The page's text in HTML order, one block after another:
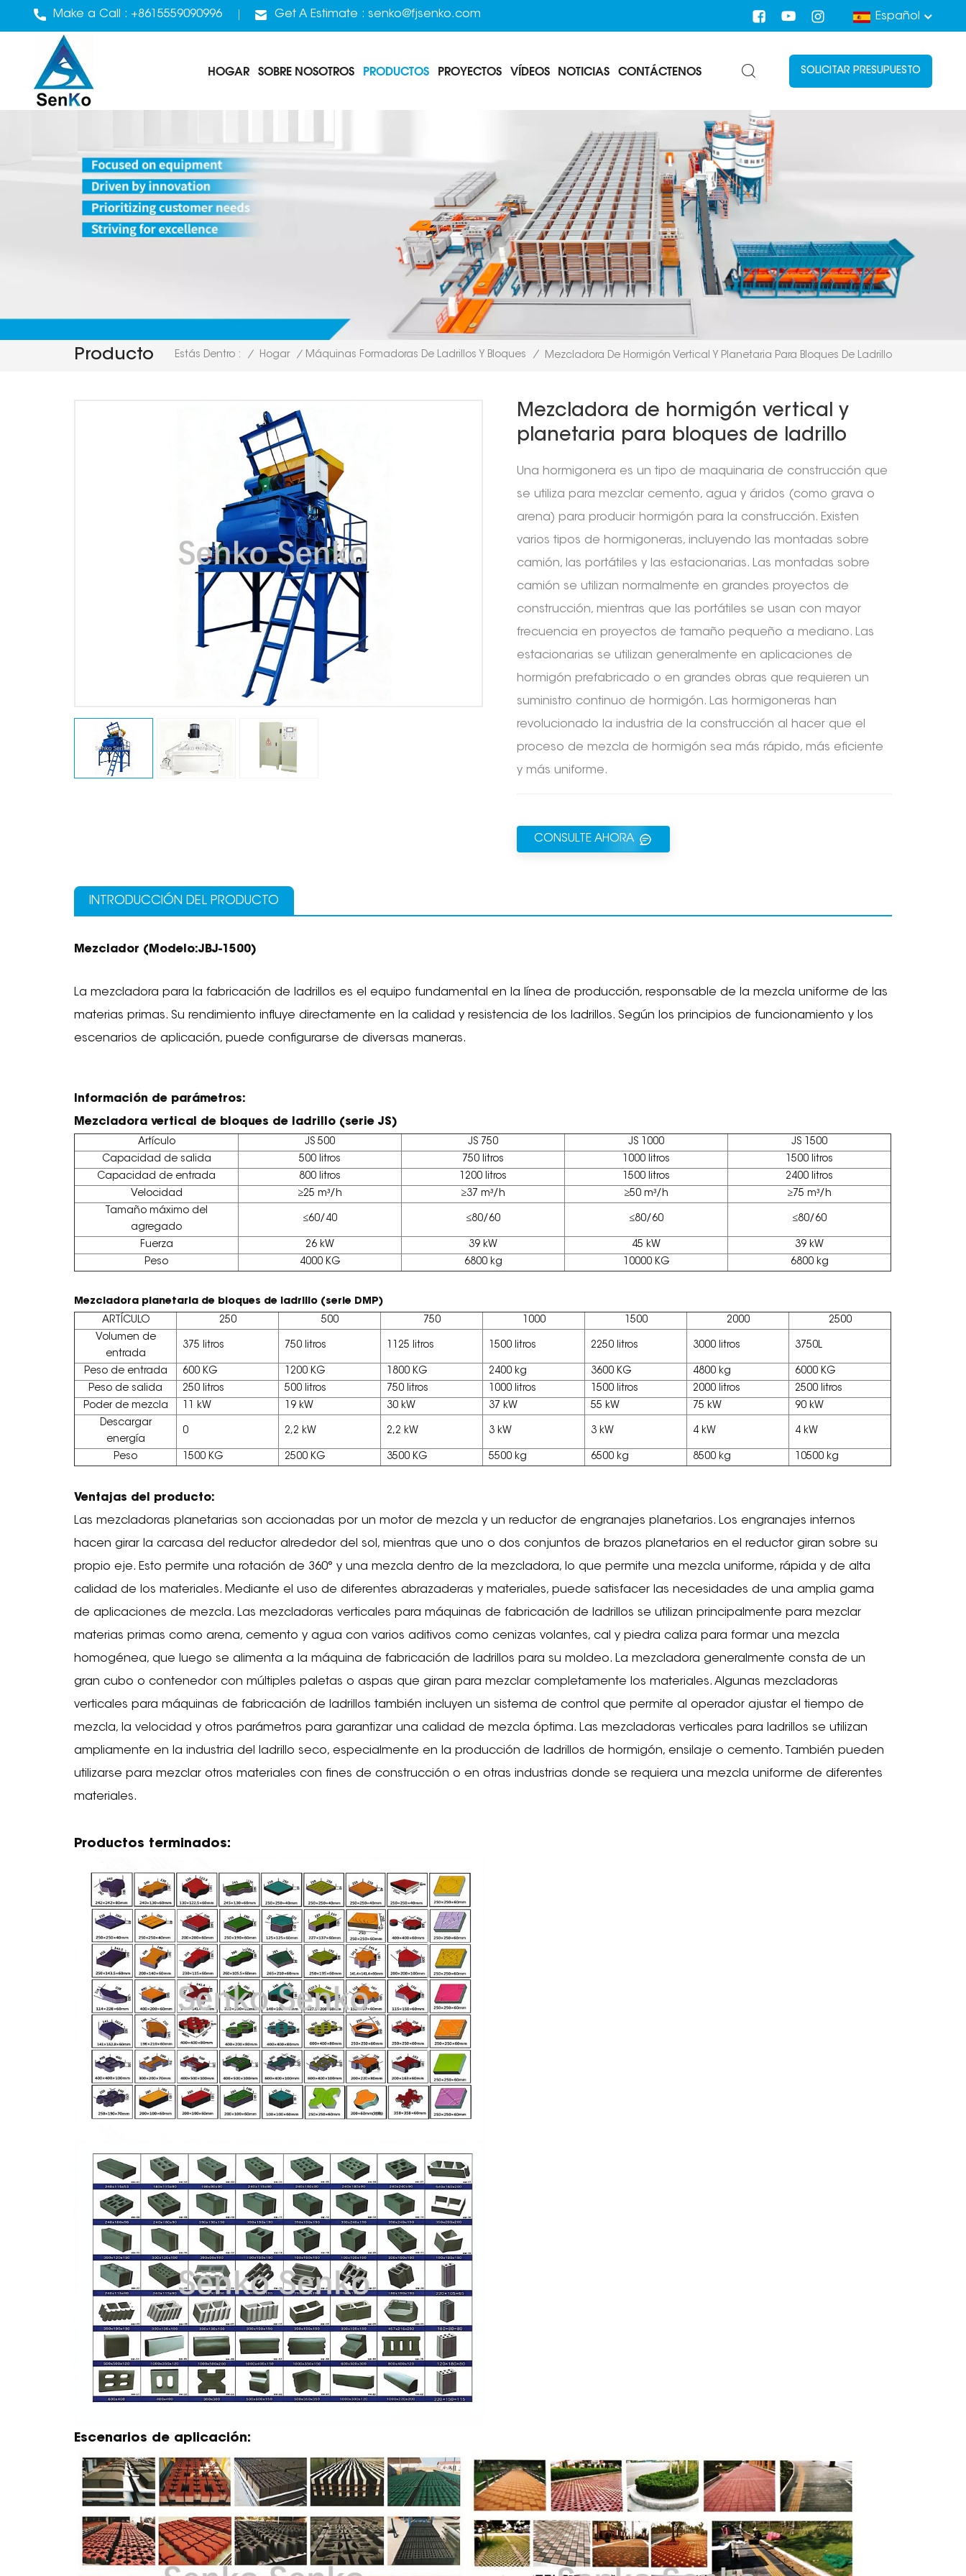
Make a Call : +8615559090996 Get A Estimate : senko@fjsenko.com Español
HOGAR SOBRE NOSOTROS PRODUCTOS PROYECTOS VÍDEOS NOTICIAS CONTÁCTENOS SOLICITAR PRESUPUESTO
Producto Estás Dentro : / Hogar / Máquinas Formadoras De Ladrillos Y Bloques / Mezcladora De Hormigón Vertical Y Planetaria Para Bloques De Ladrillo
Mezcladora de hormigón vertical y
planetaria para bloques de ladrillo
Una hormigonera es un tipo de maquinaria de construcción que
se utiliza para mezclar cemento, agua y áridos (como grava o
arena) para producir hormigón para la construcción. Existen
varios tipos de hormigoneras, incluyendo las montadas sobre
camión, las portátiles y las estacionarias. Las montadas sobre
camión se utilizan normalmente en grandes proyectos de
construcción, mientras que las portátiles se usan con mayor
frecuencia en proyectos de tamaño pequeño a mediano. Las
estacionarias se utilizan generalmente en aplicaciones de
hormigón prefabricado o en grandes obras que requieren un
suministro continuo de hormigón. Las hormigoneras han
revolucionado la industria de la construcción al hacer que el
proceso de mezcla de hormigón sea más rápido, más eficiente
y más uniforme.
CONSULTE AHORA
INTRODUCCIÓN DEL PRODUCTO
Mezclador (Modelo:JBJ-1500)
La mezcladora para la fabricación de ladrillos es el equipo fundamental en la línea de producción, responsable de la mezcla uniforme de las
materias primas. Su rendimiento influye directamente en la calidad y resistencia de los ladrillos. Según los principios de funcionamiento y los
escenarios de aplicación, puede configurarse de diversas maneras.
Información de parámetros:
Mezcladora vertical de bloques de ladrillo (serie JS)
Artículo JS 500 JS 750 JS 1000
JS 1500
Capacidad de salida
500 litros 750 litros 1000 litros
1500 litros
Capacidad de entrada
800 litros 1200 litros 1500 litros
2400 litros
Velocidad
≥25 m³/h ≥37 m³/h ≥50 m³/h
≥75 m³/h
Tamaño máximo del
agregado
≤60/40 ≤80/60 ≤80/60 ≤80/60
Fuerza 26 kW 39 kW 45 kW
39 kW
Peso
4000 KG 6800 kg 10000 KG 6800 kg
Mezcladora planetaria de bloques de ladrillo (serie DMP)
ARTÍCULO
250 500 750 1000 1500 2000
2500
Volumen de
entrada
375 litros 750 litros 1125 litros 1500 litros 2250 litros 3000 litros 3750L
Peso de entrada 600 KG 1200 KG 1800 KG 2400 kg 3600 KG 4800 kg
6000 KG
Peso de salida
250 litros 500 litros 750 litros 1000 litros 1500 litros 2000 litros
2500 litros
Poder de mezcla
11 kW 19 kW 30 kW 37 kW 55 kW 75 kW
90 kW
Descargar
energía
0 2,2 kW 2,2 kW 3 kW 3 kW 4 kW 4 kW
Peso 1500 KG 2500 KG 3500 KG 5500 kg 6500 kg 8500 kg 10500 kg
Ventajas del producto:
Las mezcladoras planetarias son accionadas por un motor de mezcla y un reductor de engranajes planetarios. Los engranajes internos
hacen girar la carcasa del reductor alrededor del sol, mientras que uno o dos conjuntos de brazos planetarios en el reductor giran sobre su
propio eje. Esto permite una rotación de 360° y una mezcla dentro de la mezcladora, lo que permite una mezcla uniforme, rápida y de alta
calidad de los materiales. Mediante el uso de diferentes abrazaderas y materiales, puede satisfacer las necesidades de una amplia gama
de aplicaciones de mezcla. Las mezcladoras verticales para máquinas de fabricación de ladrillos se utilizan principalmente para mezclar
materias primas como arena, cemento y agua con varios aditivos como cenizas volantes, cal y piedra caliza para formar una mezcla
homogénea, que luego se alimenta a la máquina de fabricación de ladrillos para su moldeo. La mezcladora generalmente consta de un
gran cubo o contenedor con múltiples paletas o aspas que giran para mezclar completamente los materiales. Algunas mezcladoras
verticales para máquinas de fabricación de ladrillos también incluyen un sistema de control que permite al operador ajustar el tiempo de
mezcla, la velocidad y otros parámetros para garantizar una calidad de mezcla óptima. Las mezcladoras verticales para ladrillos se utilizan
ampliamente en la industria del ladrillo seco, especialmente en la producción de ladrillos de hormigón, ensilaje o cemento. También pueden
utilizarse para mezclar otros materiales con fines de construcción o en otras industrias donde se requiera una mezcla uniforme de diferentes
materiales.
Productos terminados:
Escenarios de aplicación: